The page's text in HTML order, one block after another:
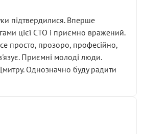
підтвердилися. Вперше
цієї СТО і приємно вражений.
просто, прозоро, професійно,
Приємні молоді люди.
Однозначно буду радити